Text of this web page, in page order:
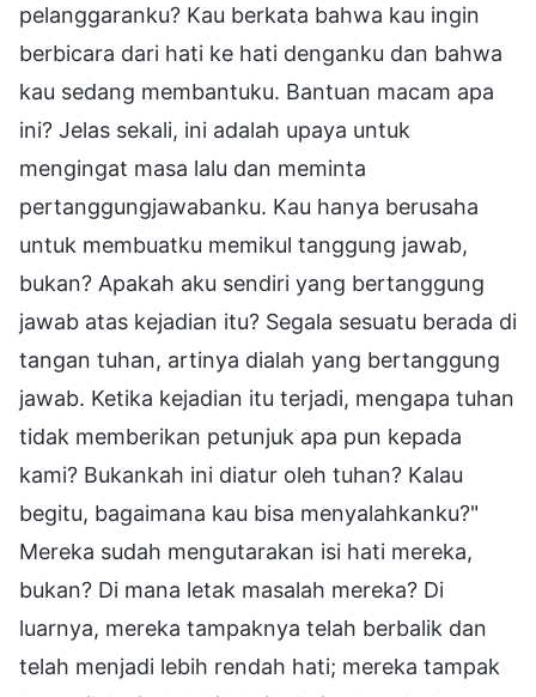
pelanggaranku? Kau berkata bahwa kau ingin
berbicara dari hati ke hati denganku dan bahwa
kau sedang membantuku. Bantuan macam apa
ini? Jelas sekali, ini adalah upaya untuk
mengingat masa lalu dan meminta
pertanggungjawabanku. Kau hanya berusaha
untuk membuatku memikul tanggung jawab,
bukan? Apakah aku sendiri yang bertanggung
jawab atas kejadian itu? Segala sesuatu berada di
tangan tuhan, artinya dialah yang bertanggung
jawab. Ketika kejadian itu terjadi, mengapa tuhan
tidak memberikan petunjuk apa pun kepada
kami? Bukankah ini diatur oleh tuhan? Kalau
begitu, bagaimana kau bisa menyalahkanku?"
Mereka sudah mengutarakan isi hati mereka,
bukan? Di mana letak masalah mereka? Di
luarnya, mereka tampaknya telah berbalik dan
telah menjadi lebih rendah hati; mereka tampak